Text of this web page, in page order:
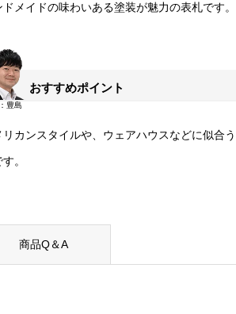
ドメイドの味わいある塗装が魅力の表札です。
おすすめポイント
リカンスタイルや、ウェアハウスなどに似合
。
商品Q＆A